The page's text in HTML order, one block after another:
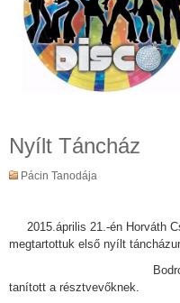
Nyílt Táncház
Pácin Tanodája
2015.április 21.-én Horváth
megtartottuk első nyílt
Bodrogközi
tanított a résztvevőknek.